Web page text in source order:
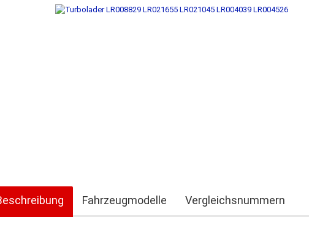
Fahrzeugmodelle Vergleichsnummern